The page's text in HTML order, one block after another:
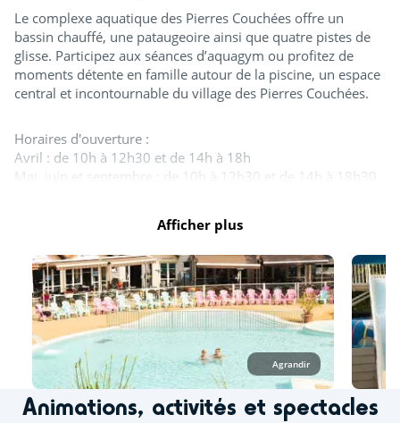
Le complexe aquatique des Pierres Couchées offre un
bassin chauffé, une pataugeoire ainsi que quatre pistes de
glisse. Participez aux séances d’aquagym ou profitez de
moments détente en famille autour de la piscine, un espace
central et incontournable du village des Pierres Couchées.
Horaires d'ouverture :
Avril : de 10h à 12h30 et de 14h à 18h
Mai, juin et septembre : de 10h à 12h30 et de 14h à 18h30
minima, un bassin est ouvert d'avril à novembre. Les
toboggans ainsi que la splashzone sont ouverts à partir de
mi-juin. Des journées continues vous sont proposées durant
les ponts de mai et juin.
À l’espace aquatique, seuls les vêtements de bain
confectionnés dans un tissu adapté à la baignade sont
autorisés, tels que les maillots (une ou deux pièces), boxers,
bikinis ou burkinis.
Afficher plus
Agrandir
Animations, activités et spectacles